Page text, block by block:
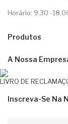
Horário: 9.30 -
Produtos
A Nossa
LIVRO DE
Inscreva-Se Na